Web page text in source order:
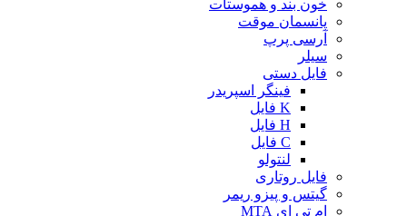
خون بند و هموستات
پانسمان موقت
آرسی پرپ
سیلر
فایل دستی
فینگر اسپریدر
K فایل
H فایل
C فایل
لنتولو
فایل روتاری
گیتس و پیزو ریمر
ام تی ای MTA